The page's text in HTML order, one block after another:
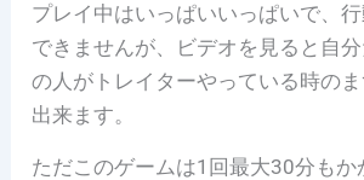
プレイ中はいっぱいいっぱいで、
できませんが、ビデオを見ると自
の人がトレイターやっている時の
出来ます。
ただこのゲームは1回最大30分もか